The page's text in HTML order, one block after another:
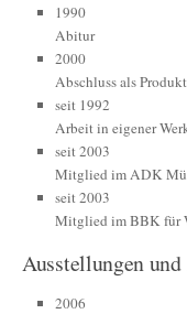
1990
Abitur
2000
Abschluss als
seit 1992
Arbeit in eigener
seit 2003
Mitglied im ADK
seit 2003
Mitglied im BBK für
Ausstellungen
2006